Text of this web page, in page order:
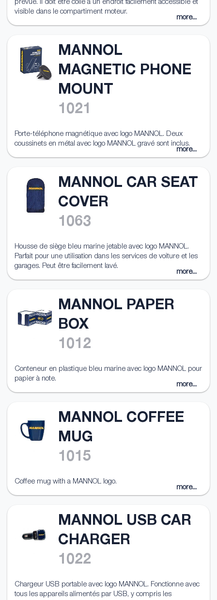
prévue. Il doit être collé à un endroit facilement accessible et
visible dans le compartiment moteur.
more...
MANNOL
MAGNETIC PHONE
MOUNT
1021
Porte-téléphone magnétique avec logo MANNOL. Deux
coussinets en métal avec logo MANNOL gravé sont inclus.
more...
MANNOL CAR SEAT
COVER
1063
Housse de siège bleu marine jetable avec logo MANNOL.
Parfait pour une utilisation dans les services de voiture et les
garages. Peut être facilement lavé.
more...
MANNOL PAPER
BOX
1012
Conteneur en plastique bleu marine avec logo MANNOL pour
papier à note.
more...
MANNOL COFFEE
MUG
1015
Coffee mug with a MANNOL logo.
more...
MANNOL USB CAR
CHARGER
1022
Chargeur USB portable avec logo MANNOL. Fonctionne avec
tous les appareils alimentés par USB, y compris les